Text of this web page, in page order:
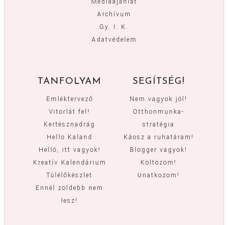
Médiaajánlat
Archívum
Gy. I. K.
Adatvédelem
TANFOLYAM
Emléktervező
Vitorlát fel!
Kertésznadrág
Hello Kaland
Helló, itt vagyok!
Kreatív Kalendárium
Túlélőkészlet
Ennél zöldebb nem
lesz!
SEGÍTSÉG!
Nem vagyok jól!
Otthonmunka-
stratégia
Káosz a ruhatáram!
Blogger vagyok!
Költözöm!
Unatkozom!